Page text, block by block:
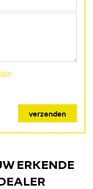
ERKENDE